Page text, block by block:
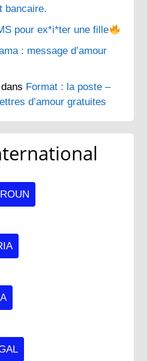
bancaire.
pour ex*i*ter une fille
: message d’amour
dans Format : la poste –
d’amour gratuites